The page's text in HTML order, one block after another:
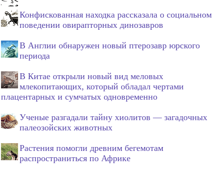
Конфискованная находка рассказала о социальном
поведении овирапторных динозавров
В Англии обнаружен новый птерозавр юрского
периода
В Китае открыли новый вид меловых
млекопитающих, который обладал чертами
плацентарных и сумчатых одновременно
Ученые разгадали тайну хиолитов — загадочных
палеозойских животных
Растения помогли древним бегемотам
распространиться по Африке